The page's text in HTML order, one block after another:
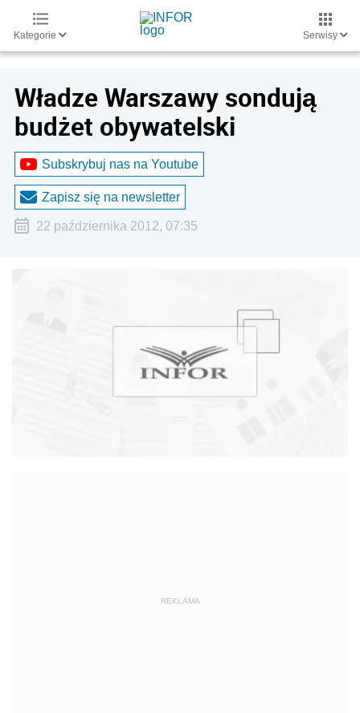
Kategorie Serwisy
Władze Warszawy sondują
budżet obywatelski
Subskrybuj nas na Youtube
Zapisz się na newsletter
22 października 2012, 07:35